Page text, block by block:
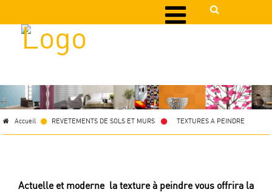
Accueil REVETEMENTS DE SOLS ET MURS > TEXTURES A PEINDRE
Actuelle et moderne la texture à peindre vous offrira la